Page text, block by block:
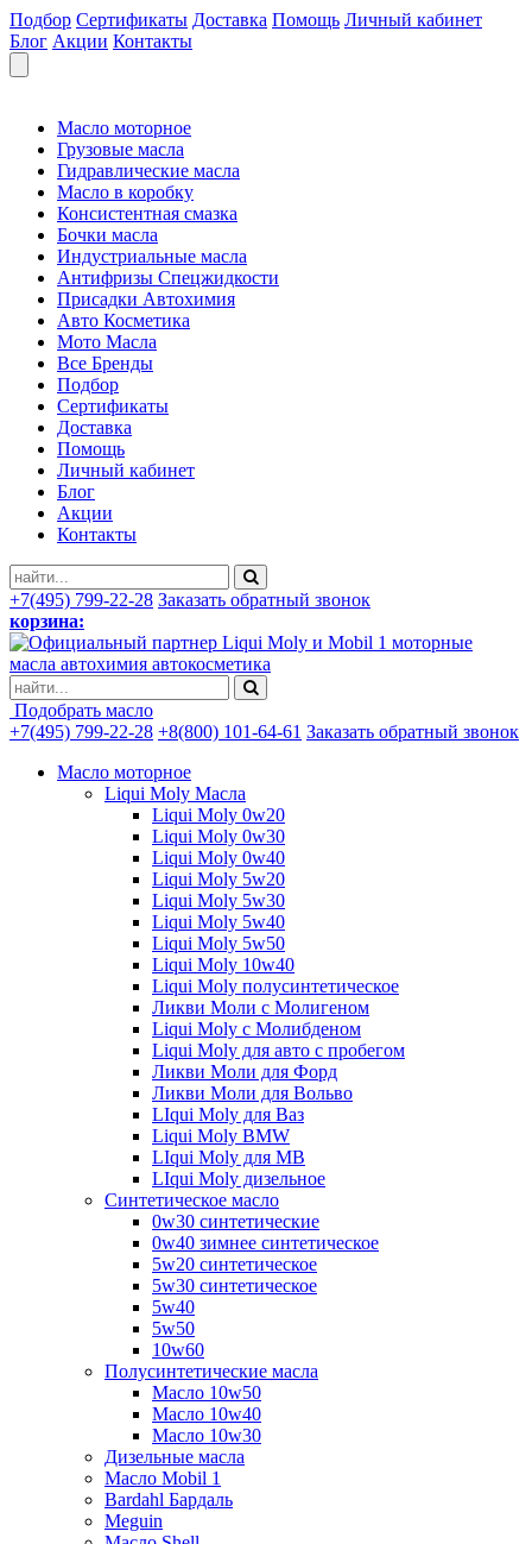
Подбор Сертификаты Доставка Помощь Личный кабинет
Блог Акции Контакты
Масло моторное
Грузовые масла
Гидравлические масла
Масло в коробку
Консистентная смазка
Бочки масла
Индустриальные масла
Антифризы Спецжидкости
Присадки Автохимия
Авто Косметика
Мото Масла
Все Бренды
Подбор
Сертификаты
Доставка
Помощь
Личный кабинет
Блог
Акции
Контакты
+7(495) 799-22-28 Заказать обратный звонок
корзина:
моторные
масла автохимия автокосметика
Подобрать масло
+7(495) 799-22-28 +8(800) 101-64-61 Заказать обратный звонок
Масло моторное
Liqui Moly Масла
Liqui Moly 0w20
Liqui Moly 0w30
Liqui Moly 0w40
Liqui Moly 5w20
Liqui Moly 5w30
Liqui Moly 5w40
Liqui Moly 5w50
Liqui Moly 10w40
Liqui Moly полусинтетическое
Ликви Моли с Молигеном
Liqui Moly с Молибденом
Liqui Moly для авто с пробегом
Ликви Моли для Форд
Ликви Моли для Вольво
LIqui Moly для Ваз
Liqui Moly BMW
LIqui Moly для MB
LIqui Moly дизельное
Синтетическое масло
0w30 синтетические
0w40 зимнее синтетическое
5w20 синтетическое
5w30 синтетическое
5w40
5w50
10w60
Полусинтетические масла
Масло 10w50
Масло 10w40
Масло 10w30
Дизельные масла
Масло Mobil 1
Bardahl Бардаль
Meguin